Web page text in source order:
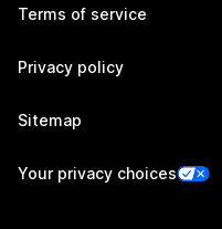
Terms of service
Privacy policy
Sitemap
Your privacy choices